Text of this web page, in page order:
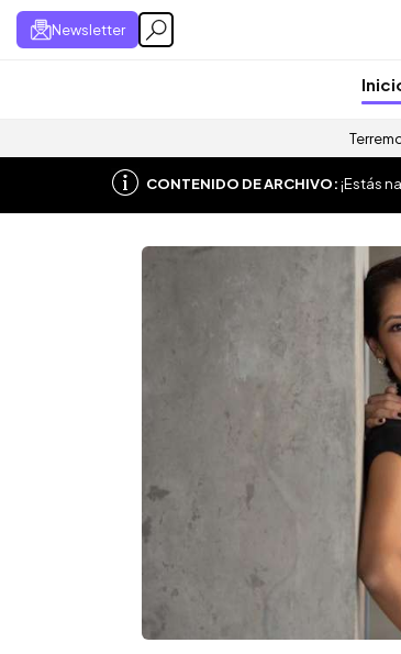
Newsletter
CONTENIDO DE ARCHIVO:¡Estás